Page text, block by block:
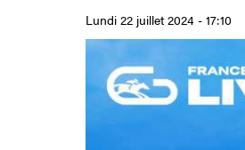
Lundi 22 juillet 2024 - 17:10